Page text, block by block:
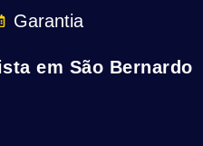
Garantia
em São Bernardo